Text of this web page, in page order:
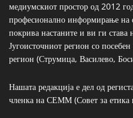
медиумскиот простор од 2012
професионално информирање на
покрива настаните и ви ги става
Југоисточниот регион со
регион (Струмица, Василево,
Нашата редакција е дел од
членка на СЕММ (Совет за етика